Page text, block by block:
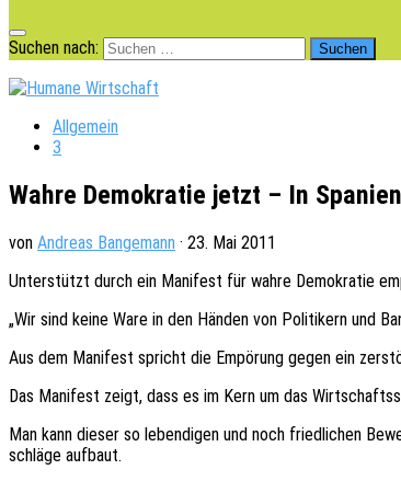
Suchen nach:
Allgemein
3
Wahre Demokratie jetzt – In
von Andreas Bangemann · 23. Mai 2011
Unter­stützt durch ein Mani­fest für wahre Demo­kra­tie
„Wir sind keine Ware in den Händen von Poli­ti­kern und
Aus dem Mani­fest spricht die Empö­rung gegen ein
Das Mani­fest zeigt, dass es im Kern um das
Man kann dieser so leben­di­gen und noch fried­li­chen
schlä­ge aufbaut.